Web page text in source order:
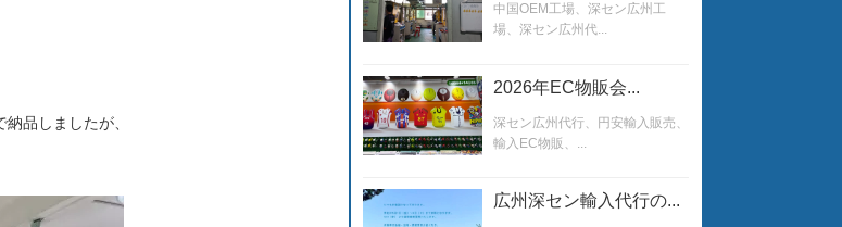
品しましたが、
中国OEM工場、深セン広州工
場、深セン広州代...
2026年EC物販会...
深セン広州代行、円安輸入販売、
輸入EC物販、...
広州深セン輸入代行の...